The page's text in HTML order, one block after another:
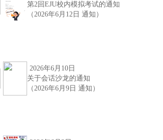
第2回EJU校内模拟考试的通知
（2026年6月12日 通知）
2026年6月10日
关于会话沙龙的通知
（2026年6月9日 通知）